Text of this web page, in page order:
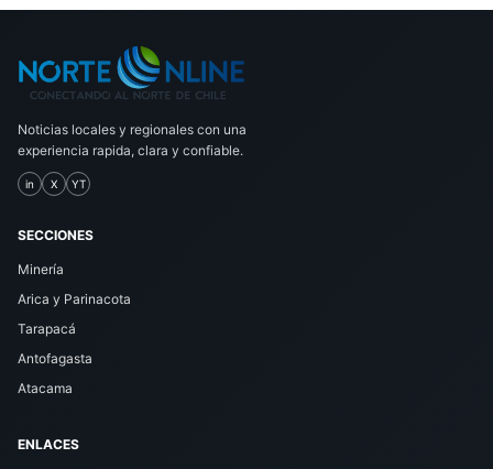
Noticias locales y regionales con una
experiencia rapida, clara y confiable.
in X YT
SECCIONES
Minería
Arica y Parinacota
Tarapacá
Antofagasta
Atacama
ENLACES